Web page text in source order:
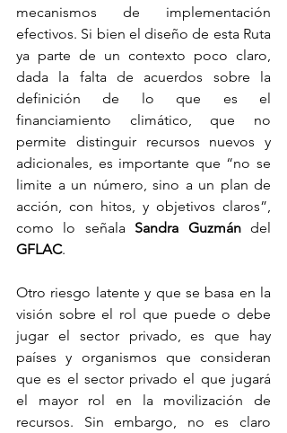
mecanismos de implementación
efectivos. Si bien el diseño de esta Ruta
ya parte de un contexto poco claro,
dada la falta de acuerdos sobre la
definición de lo que es el
financiamiento climático, que no
permite distinguir recursos nuevos y
adicionales, es importante que “no se
limite a un número, sino a un plan de
acción, con hitos, y objetivos claros”,
como lo señala Sandra Guzmán
GFLAC.
Otro riesgo latente y que se basa en la
visión sobre el rol que puede o debe
jugar el sector privado, es que hay
países y organismos que consideran
que es el sector privado el que jugará
el mayor rol en la movilización de
recursos. Sin embargo, no es claro